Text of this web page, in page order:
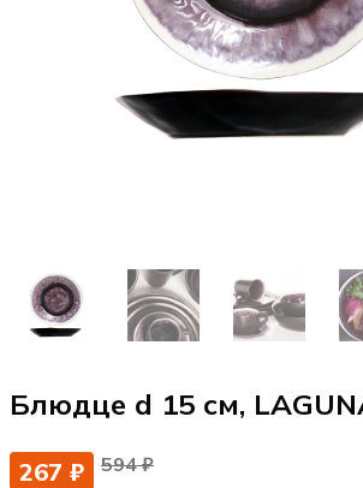
Блюдце d 15 см,
267 ₽ 594 ₽